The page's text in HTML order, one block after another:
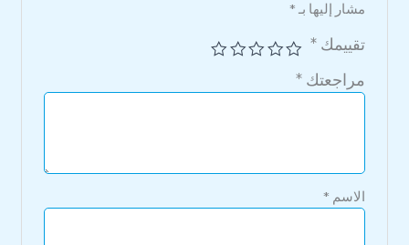
مشار إليها بـ *
تقييمك*
مراجعتك*
الاسم *